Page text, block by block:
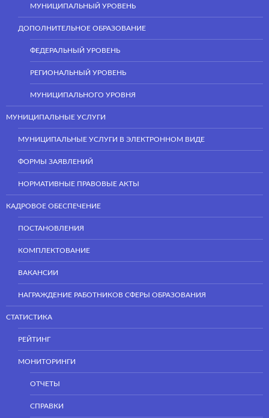
МУНИЦИПАЛЬНЫЙ УРОВЕНЬ
ДОПОЛНИТЕЛЬНОЕ ОБРАЗОВАНИЕ
ФЕДЕРАЛЬНЫЙ УРОВЕНЬ
РЕГИОНАЛЬНЫЙ УРОВЕНЬ
МУНИЦИПАЛЬНОГО УРОВНЯ
МУНИЦИПАЛЬНЫЕ УСЛУГИ
МУНИЦИПАЛЬНЫЕ УСЛУГИ В ЭЛЕКТРОННОМ ВИДЕ
ФОРМЫ ЗАЯВЛЕНИЙ
НОРМАТИВНЫЕ ПРАВОВЫЕ АКТЫ
КАДРОВОЕ ОБЕСПЕЧЕНИЕ
ПОСТАНОВЛЕНИЯ
КОМПЛЕКТОВАНИЕ
ВАКАНСИИ
НАГРАЖДЕНИЕ РАБОТНИКОВ СФЕРЫ ОБРАЗОВАНИЯ
СТАТИСТИКА
РЕЙТИНГ
МОНИТОРИНГИ
ОТЧЕТЫ
СПРАВКИ